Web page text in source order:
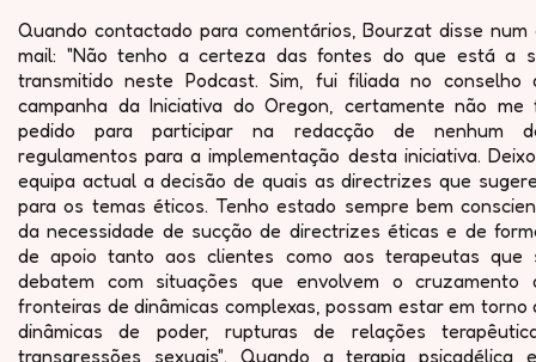
Quando contactado para comentários, Bourzat disse num
mail: "Não tenho a certeza das fontes do que está a
transmitido neste Podcast. Sim, fui filiada no conselho
campanha da Iniciativa do Oregon, certamente não me
pedido para participar na redacção de nenhum
regulamentos para a implementação desta iniciativa.
equipa actual a decisão de quais as directrizes que
para os temas éticos. Tenho estado sempre bem
da necessidade de sucção de directrizes éticas e de
de apoio tanto aos clientes como aos terapeutas que
debatem com situações que envolvem o cruzamento
fronteiras de dinâmicas complexas, possam estar em torno
dinâmicas de poder, rupturas de relações
transgressões sexuais". Quando a terapia psicadélica